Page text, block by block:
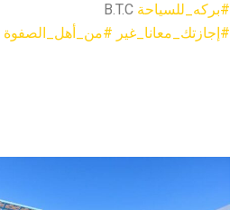
#بركه_للسياحة
#إجازتك_معانا_غير #من_أهل_الصفوة